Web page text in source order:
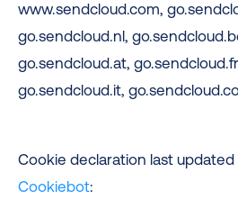
www.sendcloud.com,
go.sendcloud.nl,
go.sendcloud.at,
go.sendcloud.it,
Cookie declaration last
Cookiebot: